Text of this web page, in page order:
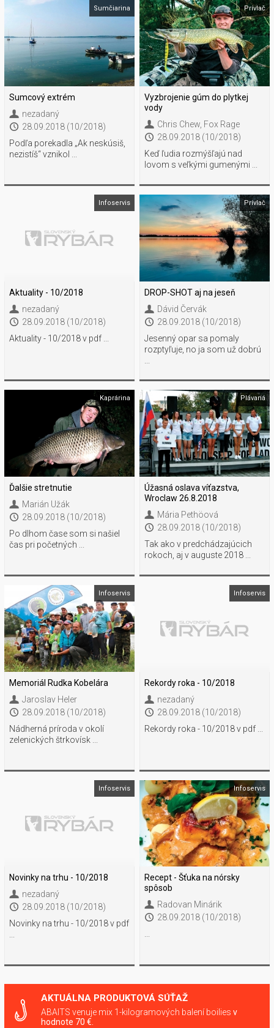
Sumčiarina
Sumcový extrém
nezadaný
28.09.2018 (10/2018)
Podľa porekadla „Ak neskúsiš,
nezistíš“ vznikol ...
Prívlač
Vyzbrojenie gúm do plytkej
vody
Chris Chew, Fox Rage
28.09.2018 (10/2018)
Keď ľudia rozmýšľajú nad
lovom s veľkými gumenými ...
Infoservis
Aktuality - 10/2018
nezadaný
28.09.2018 (10/2018)
Aktuality - 10/2018 v pdf ...
Prívlač
DROP-SHOT aj na jeseň
Dávid Červák
28.09.2018 (10/2018)
Jesenný opar sa pomaly
rozptyľuje, no ja som už dobrú
Kaprárina
Ďalšie stretnutie
Marián Užák
28.09.2018 (10/2018)
Po dlhom čase som si našiel
čas pri početných ...
Plávaná
Úžasná oslava víťazstva,
Wroclaw 26.8.2018
Mária Pethöová
28.09.2018 (10/2018)
Tak ako v predchádzajúcich
rokoch, aj v auguste 2018 ...
Infoservis
Memoriál Rudka Kobelára
Jaroslav Heler
28.09.2018 (10/2018)
Nádherná príroda v okolí
zelenických štrkovísk ...
Infoservis
Rekordy roka - 10/2018
nezadaný
28.09.2018 (10/2018)
Rekordy roka - 10/2018 v pdf ...
Infoservis
Novinky na trhu - 10/2018
nezadaný
28.09.2018 (10/2018)
Novinky na trhu - 10/2018 v pdf
...
Infoservis
Recept - Šťuka na nórsky
spôsob
Radovan Minárik
28.09.2018 (10/2018)
...
AKTUÁLNA PRODUKTOVÁ SÚŤAŽ
ABAITS venuje mix 1-kilogramových balení boilies v
hodnote 70 €.